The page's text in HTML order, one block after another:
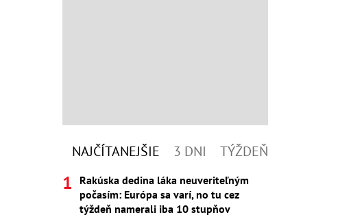
NAJČÍTANEJŠIE 3 DNI TÝŽDEŇ
Rakúska dedina láka neuveriteľným
počasím: Európa sa varí, no tu cez
týždeň namerali iba 10 stupňov